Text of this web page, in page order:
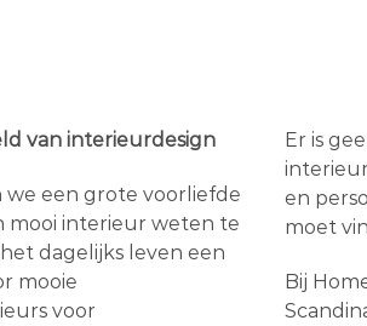
van interieurdesign
we een grote voorliefde
mooi interieur weten te
dagelijks leven een
mooie
voor
Er is
en
moet
Bij